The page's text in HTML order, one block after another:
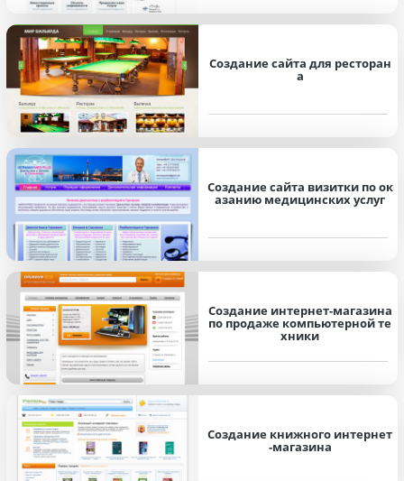
Создание сайта для ресторан
а
Создание сайта визитки по ок
азанию медицинских услуг
Создание интернет-магазина
по продаже компьютерной те
хники
Создание книжного интернет
-магазина